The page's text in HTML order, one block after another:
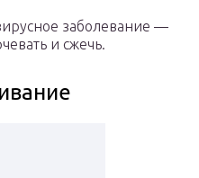
заболевание —
и сжечь.